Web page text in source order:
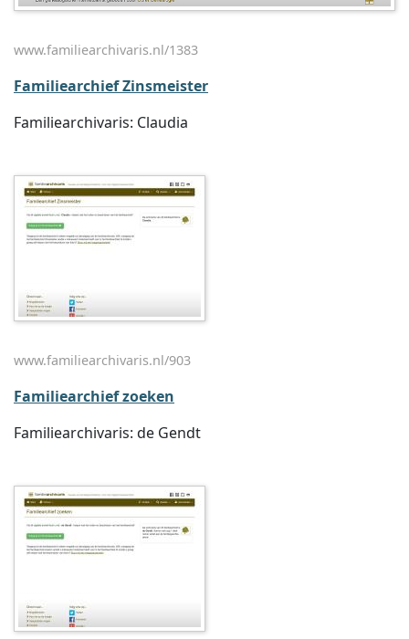
www.familiearchivaris.nl/1383
Familiearchief Zinsmeister
Familiearchivaris: Claudia
www.familiearchivaris.nl/903
Familiearchief zoeken
Familiearchivaris: de Gendt